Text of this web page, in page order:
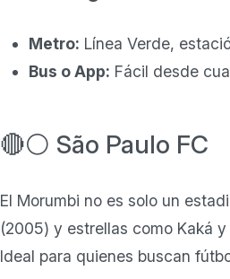
Metro: Línea Verde,
Bus o App: Fácil desde
🔴⚪ São Paulo FC
El Morumbi no es solo un
(2005) y estrellas como Kaká
Ideal para quienes buscan